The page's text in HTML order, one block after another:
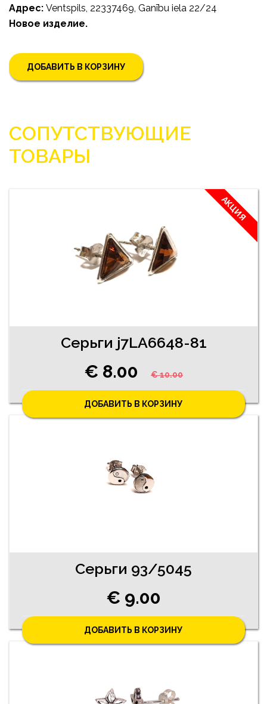
Адрес: Ventspils, 22337469, Ganību iela 22/24
Новое изделие.
ДОБАВИТЬ В КОРЗИНУ
СОПУТСТВУЮЩИЕ
ТОВАРЫ
АКЦИЯ
Cерьги j7LA6648-81
€ 8.00 € 10.00
ДОБАВИТЬ В КОРЗИНУ
Серьги 93/5045
€ 9.00
ДОБАВИТЬ В КОРЗИНУ